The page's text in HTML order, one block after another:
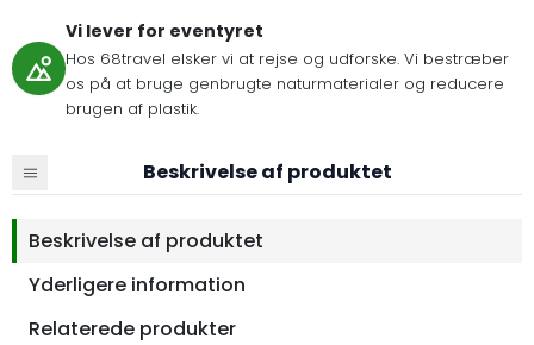
Vi lever for eventyret
Hos 68travel elsker vi at rejse og udforske. Vi bestræber
os på at bruge genbrugte naturmaterialer og reducere
brugen af plastik.
Beskrivelse af produktet
Beskrivelse af produktet
Yderligere information
Relaterede produkter